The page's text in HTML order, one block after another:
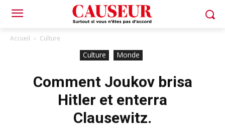
Accueil Culture
Culture Monde
Comment Joukov brisa
Hitler et enterra
Clausewitz.